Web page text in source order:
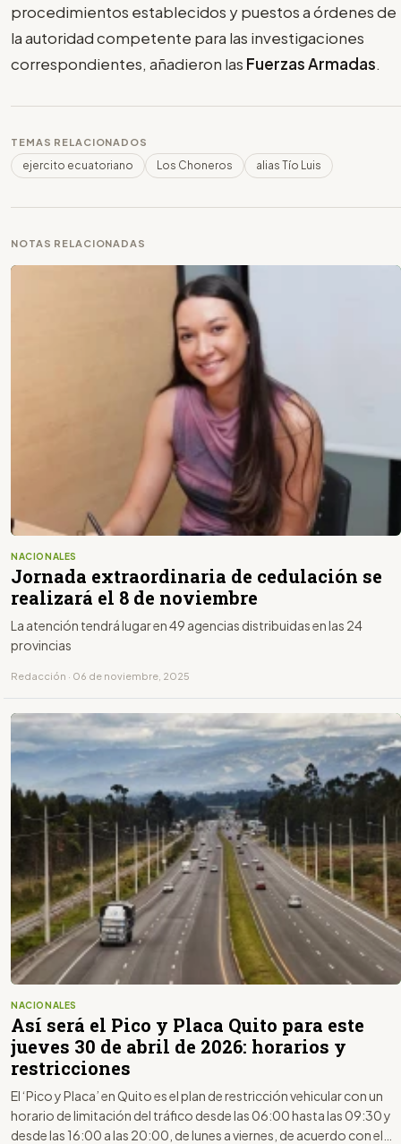
procedimientos establecidos y puestos a órdenes de
la autoridad competente para las investigaciones
correspondientes, añadieron las Fuerzas Armadas.
TEMAS RELACIONADOS
ejercito ecuatoriano Los Choneros alias Tío Luis
NOTAS RELACIONADAS
NACIONALES
Jornada extraordinaria de cedulación se
realizará el 8 de noviembre
La atención tendrá lugar en 49 agencias distribuidas en las 24
provincias
Redacción · 06 de noviembre, 2025
NACIONALES
Así será el Pico y Placa Quito para este
jueves 30 de abril de 2026: horarios y
restricciones
El ‘Pico y Placa’ en Quito es el plan de restricción vehicular con un
horario de limitación del tráfico desde las 06:00 hasta las 09:30 y
desde las 16:00 a las 20:00, de lunes a viernes, de acuerdo con el